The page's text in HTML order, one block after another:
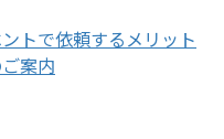
トで依頼するメリット
案内